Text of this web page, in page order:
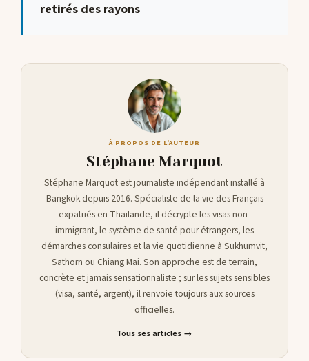
retirés des rayons
À PROPOS DE L'AUTEUR
Stéphane Marquot
Stéphane Marquot est journaliste indépendant installé à
Bangkok depuis 2016. Spécialiste de la vie des Français
expatriés en Thaïlande, il décrypte les visas non-
immigrant, le système de santé pour étrangers, les
démarches consulaires et la vie quotidienne à Sukhumvit,
Sathorn ou Chiang Mai. Son approche est de terrain,
concrète et jamais sensationnaliste ; sur les sujets sensibles
(visa, santé, argent), il renvoie toujours aux sources
officielles.
Tous ses articles →